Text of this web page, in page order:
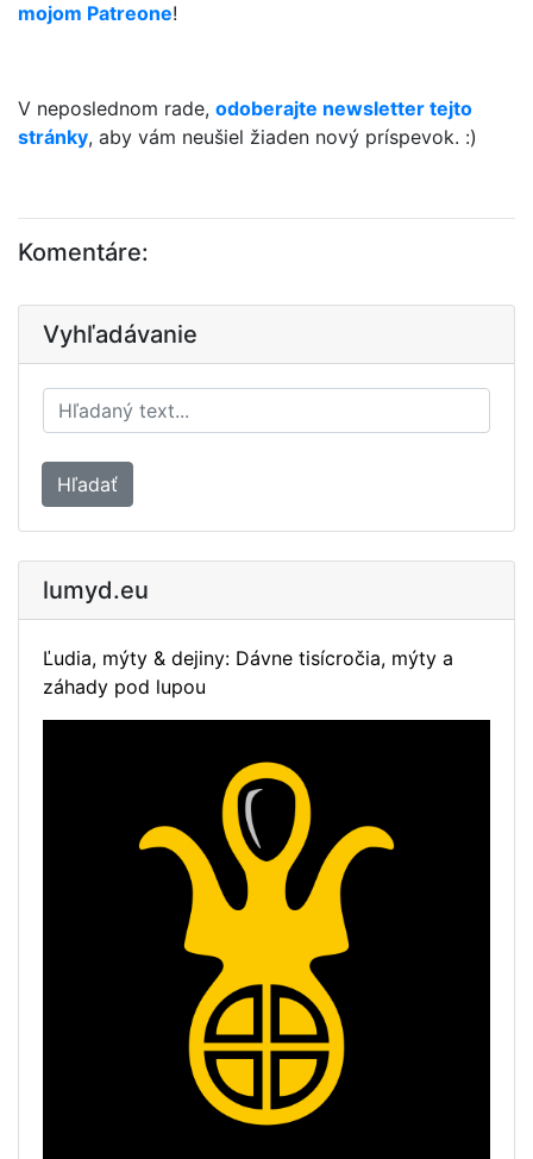
mojom Patreone!
V neposlednom rade, odoberajte newsletter tejto
stránky, aby vám neušiel žiaden nový príspevok. :)
Komentáre:
Vyhľadávanie
Hľadať
lumyd.eu
Ľudia, mýty & dejiny: Dávne tisícročia, mýty a
záhady pod lupou